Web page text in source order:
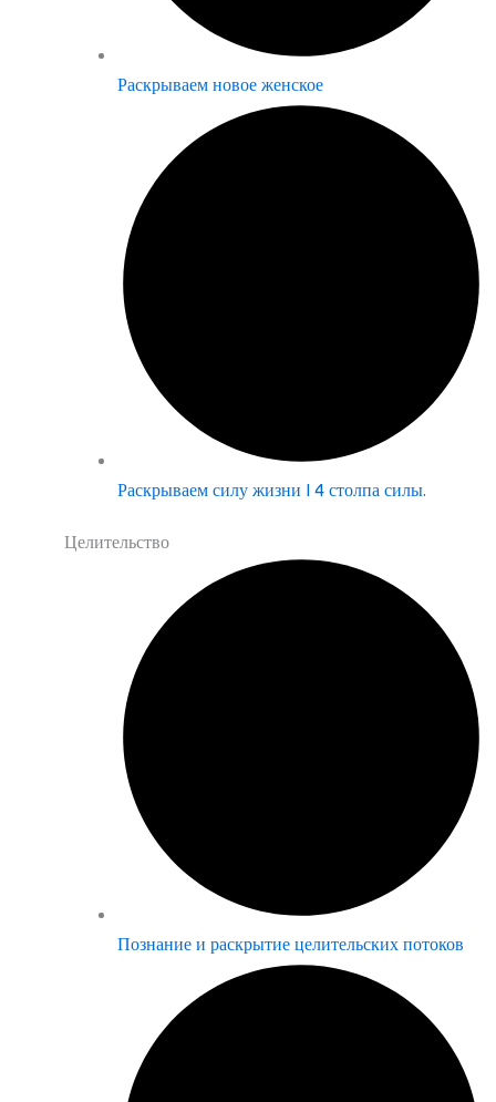
Раскрываем новое женское
Раскрываем силу жизни | 4 столпа силы.
Целительство
Познание и раскрытие целительских потоков